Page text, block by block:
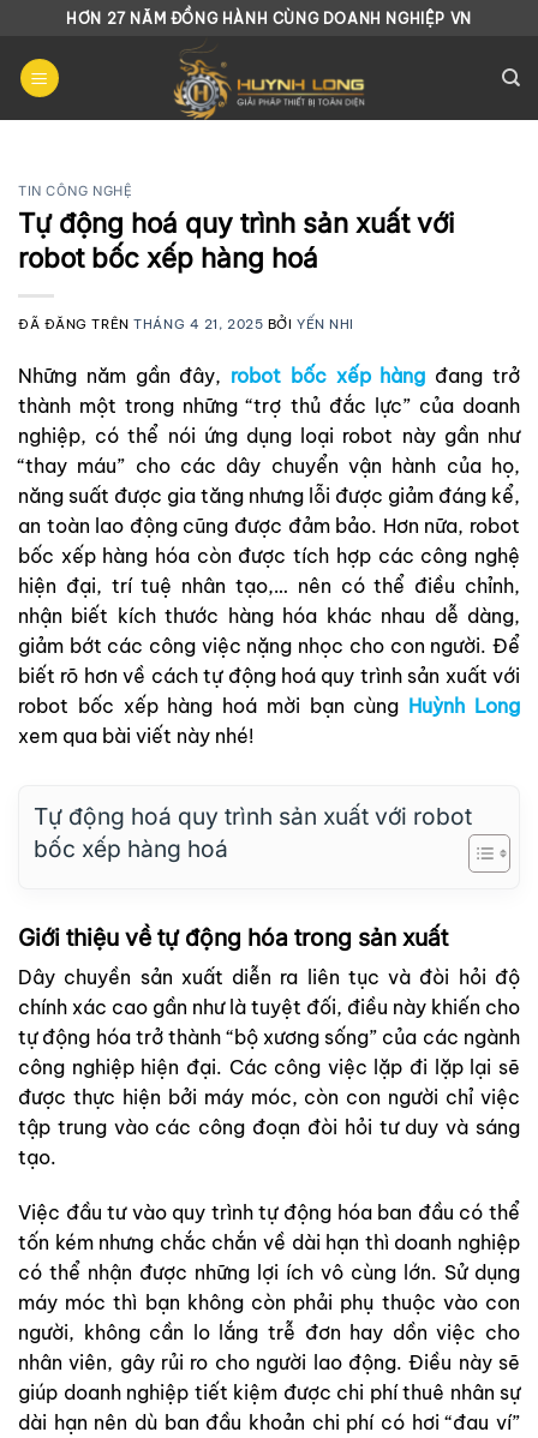
Chuyển
nội
dung
HƠN 27 NĂM ĐỒNG HÀNH CÙNG DOANH NGHIỆP VN
TIN CÔNG NGHỆ
Tự động hoá quy trình sản xuất với
robot bốc xếp hàng hoá
ĐÃ ĐĂNG TRÊNTHÁNG 4 21, 2025 BỞIYẾN NHI
Những năm gần đây, robot bốc xếp hàng đang trở
thành một trong những “trợ thủ đắc lực” của doanh
nghiệp, có thể nói ứng dụng loại robot này gần như
“thay máu” cho các dây chuyển vận hành của họ,
năng suất được gia tăng nhưng lỗi được giảm đáng kể,
an toàn lao động cũng được đảm bảo. Hơn nữa, robot
bốc xếp hàng hóa còn được tích hợp các công nghệ
hiện đại, trí tuệ nhân tạo,… nên có thể điều chỉnh,
nhận biết kích thước hàng hóa khác nhau dễ dàng,
giảm bớt các công việc nặng nhọc cho con người. Để
biết rõ hơn về cách tự động hoá quy trình sản xuất với
robot bốc xếp hàng hoá mời bạn cùng Huỳnh Long
xem qua bài viết này nhé!
Tự động hoá quy trình sản xuất với robot
bốc xếp hàng hoá
Giới thiệu về tự động hóa trong sản xuất
Dây chuyền sản xuất diễn ra liên tục và đòi hỏi độ
chính xác cao gần như là tuyệt đối, điều này khiến cho
tự động hóa trở thành “bộ xương sống” của các ngành
công nghiệp hiện đại. Các công việc lặp đi lặp lại sẽ
được thực hiện bởi máy móc, còn con người chỉ việc
tập trung vào các công đoạn đòi hỏi tư duy và sáng
tạo.
Việc đầu tư vào quy trình tự động hóa ban đầu có thể
tốn kém nhưng chắc chắn về dài hạn thì doanh nghiệp
có thể nhận được những lợi ích vô cùng lớn. Sử dụng
máy móc thì bạn không còn phải phụ thuộc vào con
người, không cần lo lắng trễ đơn hay dồn việc cho
nhân viên, gây rủi ro cho người lao động. Điều này sẽ
giúp doanh nghiệp tiết kiệm được chi phí thuê nhân sự
dài hạn nên dù ban đầu khoản chi phí có hơi “đau ví”